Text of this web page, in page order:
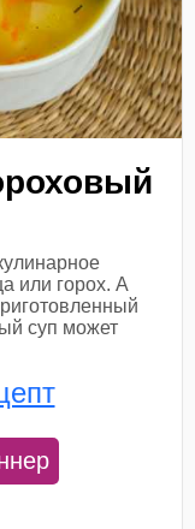
или горох. А
суп может